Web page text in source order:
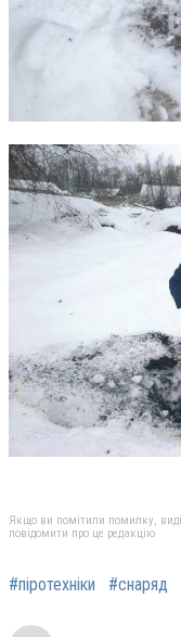
Якщо ви помітили помилку,
повідомити про це редакцію
#піротехніки #снаряд